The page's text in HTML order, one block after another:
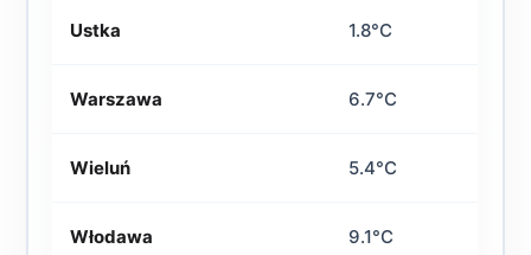
Ustka 1.8°C
Warszawa 6.7°C
Wieluń 5.4°C
Włodawa 9.1°C